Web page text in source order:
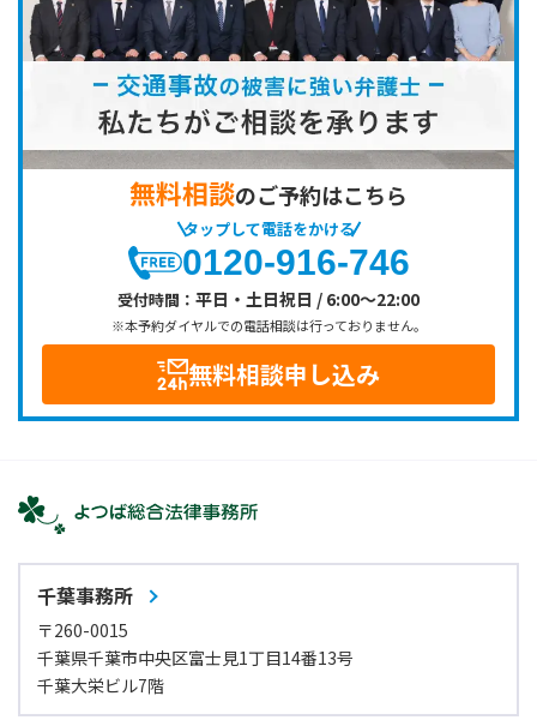
無料相談のご予約はこちら
タップして電話をかける
0120-916-746
受付時間： 平日・土日祝日 / 6:00～22:00
※本予約ダイヤルでの電話相談は行っておりません。
無料相談申し込み
千葉事務所
〒260-0015
千葉県千葉市中央区富士見1丁目14番13号
千葉大栄ビル7階